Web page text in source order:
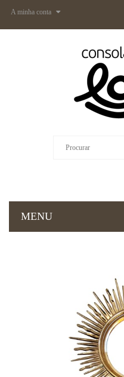
A minha conta
MENU